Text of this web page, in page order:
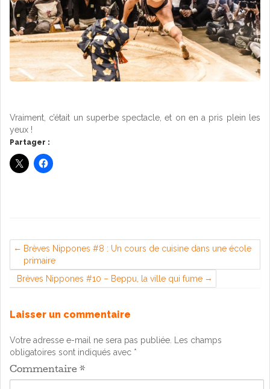
Vraiment, c’était un superbe spectacle, et on en a pris plein les
yeux !
Partager :
Brèves Nippones #8 : Un cours de cuisine dans une école
primaire
Brèves Nippones #10 – Beppu, la ville qui fume
Laisser un commentaire
Votre adresse e-mail ne sera pas publiée.
Les champs
obligatoires sont indiqués avec *
Commentaire *